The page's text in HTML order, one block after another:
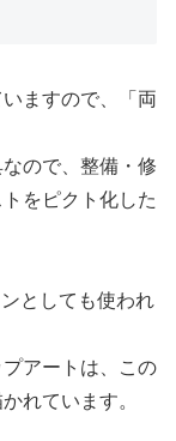
ますので、「両
ので、整備・修
をピクト化した
としても使われ
アートは、この
れています。